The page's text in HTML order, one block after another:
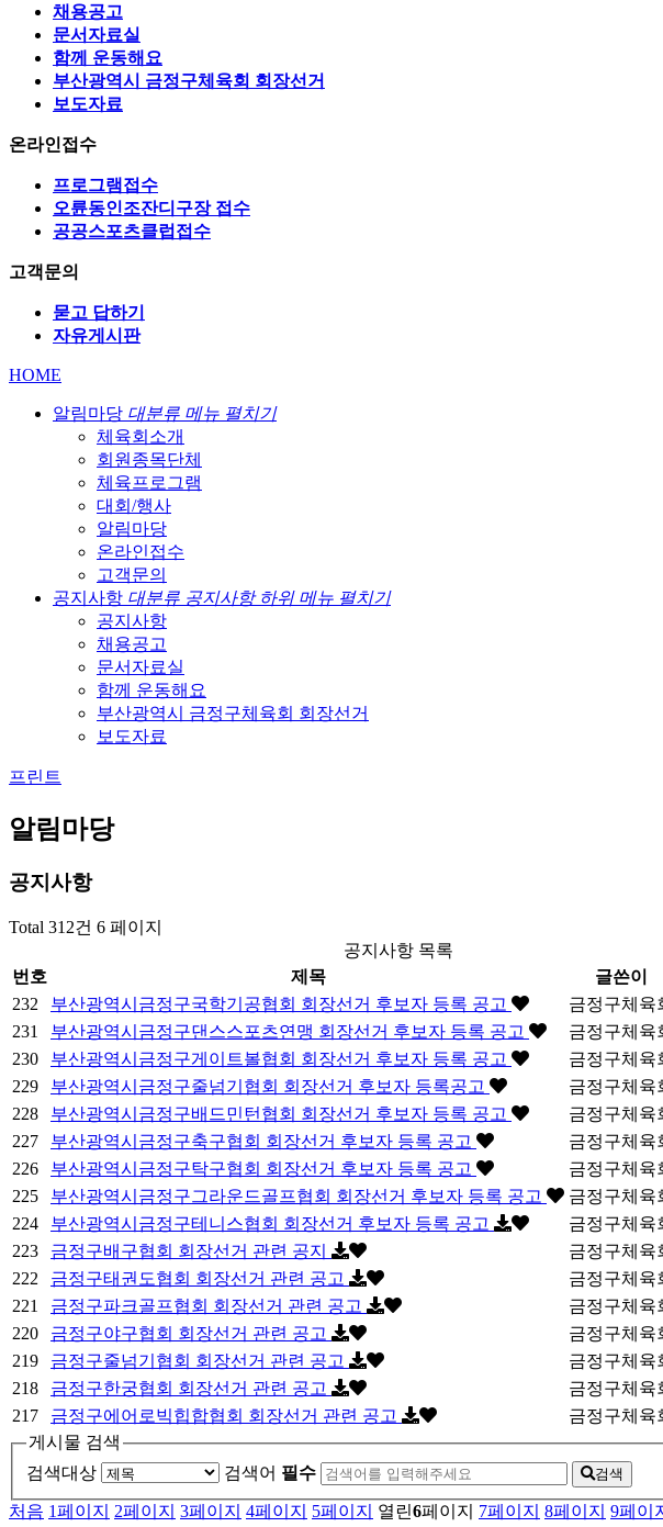
채용공고
문서자료실
함께 운동해요
부산광역시 금정구체육회 회장선거
보도자료
온라인접수
프로그램접수
오륜동인조잔디구장 접수
공공스포츠클럽접수
고객문의
묻고 답하기
자유게시판
HOME
알림마당 대분류 메뉴 펼치기
체육회소개
회원종목단체
체육프로그램
대회/행사
알림마당
온라인접수
고객문의
공지사항 대분류 공지사항 하위 메뉴 펼치기
공지사항
채용공고
문서자료실
함께 운동해요
부산광역시 금정구체육회 회장선거
보도자료
프린트
알림마당
공지사항
Total 312건 6 페이지
공지사항 목록
번호
제목 글쓴이
232
부산광역시금정구국학기공협회 회장선거 후보자 등록 공고 금정구체육
231
부산광역시금정구댄스스포츠연맹 회장선거 후보자 등록 공고 금정구체육
230
부산광역시금정구게이트볼협회 회장선거 후보자 등록 공고 금정구체육
229
부산광역시금정구줄넘기협회 회장선거 후보자 등록공고 금정구체육
228
부산광역시금정구배드민턴협회 회장선거 후보자 등록 공고 금정구체육
227
부산광역시금정구축구협회 회장선거 후보자 등록 공고 금정구체육
226
부산광역시금정구탁구협회 회장선거 후보자 등록 공고 금정구체육
225
부산광역시금정구그라운드골프협회 회장선거 후보자 등록 공고 금정구체육
224
부산광역시금정구테니스협회 회장선거 후보자 등록 공고 금정구체육
223
금정구배구협회 회장선거 관련 공지 금정구체육
222
금정구태권도협회 회장선거 관련 공고 금정구체육
221
금정구파크골프협회 회장선거 관련 공고 금정구체육
220
금정구야구협회 회장선거 관련 공고 금정구체육
219
금정구줄넘기협회 회장선거 관련 공고 금정구체육
218
금정구한궁협회 회장선거 관련 공고 금정구체육
217
금정구에어로빅힙합협회 회장선거 관련 공고 금정구체육
게시물 검색
검색대상
검색어 필수 검색
처음 1페이지 2페이지 3페이지 4페이지 5페이지 열린6페이지 7페이지 8페이지 9페이